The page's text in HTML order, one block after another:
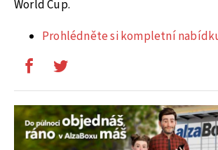
World Cup.
Prohlédněte si kompletní